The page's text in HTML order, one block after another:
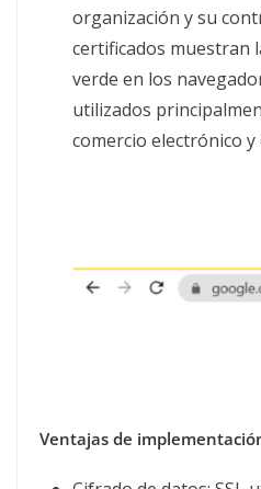
organización y su
certificados muestran
verde en los
utilizados
comercio electrónico
Ventajas de